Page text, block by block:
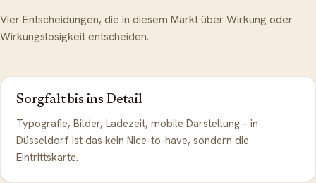
Vier Entscheidungen, die in diesem Markt über Wirkung oder
Wirkungslosigkeit entscheiden.
Sorgfalt bis ins Detail
Typografie, Bilder, Ladezeit, mobile Darstellung – in
Düsseldorf ist das kein Nice-to-have, sondern die
Eintrittskarte.